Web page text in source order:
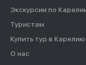
Экскурсии по
Туристам
Купить тур в Карелию
О нас